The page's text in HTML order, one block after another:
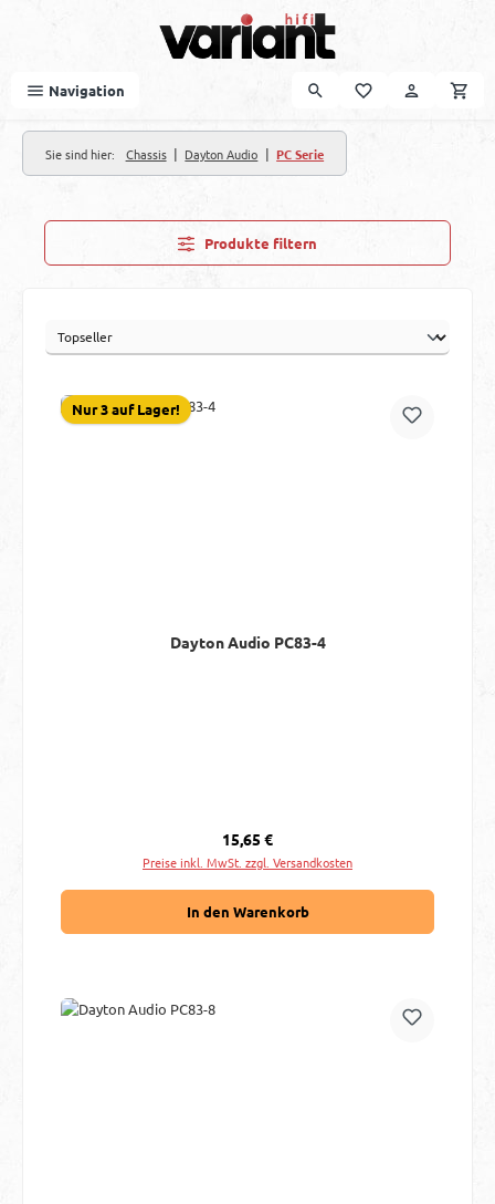
Navigation
Sie sind hier: Chassis | Dayton Audio | PC Serie
Produkte filtern
Nur 3 auf Lager!
Dayton Audio PC83-4
Regulärer Preis:
15,65 €
Preise inkl. MwSt. zzgl. Versandkosten
In den Warenkorb